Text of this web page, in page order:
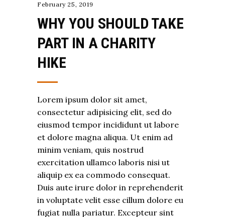
February 25, 2019
WHY YOU SHOULD TAKE
PART IN A CHARITY
HIKE
Lorem ipsum dolor sit amet,
consectetur adipisicing elit, sed do
eiusmod tempor incididunt ut labore
et dolore magna aliqua. Ut enim ad
minim veniam, quis nostrud
exercitation ullamco laboris nisi ut
aliquip ex ea commodo consequat.
Duis aute irure dolor in reprehenderit
in voluptate velit esse cillum dolore eu
fugiat nulla pariatur. Excepteur sint